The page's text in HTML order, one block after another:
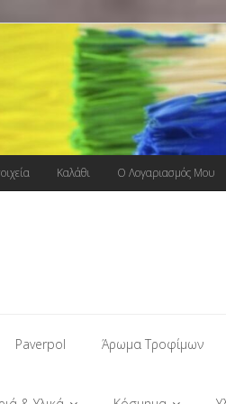
Καλάθι Ο Λογαριασμός Μου
Paverpol Άρωμα Τροφίμων